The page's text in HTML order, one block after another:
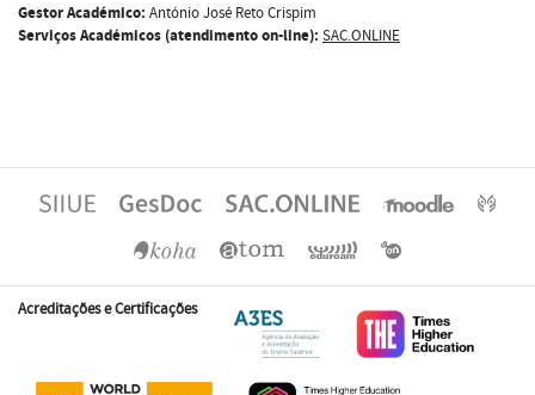
Gestor Académico: António José Reto Crispim
Serviços Académicos (atendimento on-line): SAC.ONLINE
Acreditações e Certificações